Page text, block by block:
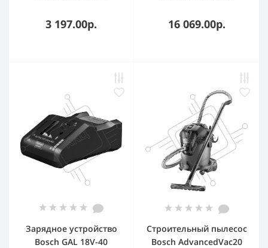
скорости, турбо
3 197.00р.
уборка сухая,
пылесборник
16 069.00р.
Зарядное устройство
Bosch GAL 18V-40
Строительный пылесос
Bosch AdvancedVac20